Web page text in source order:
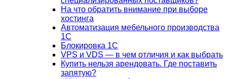
На что обратить внимание при выборе
хостинга
Автоматизация мебельного производства
1С
Блокировка 1С
VPS и VDS — в чем отличия и как выбрать
Купить нельзя арендовать. Где поставить
запятую?